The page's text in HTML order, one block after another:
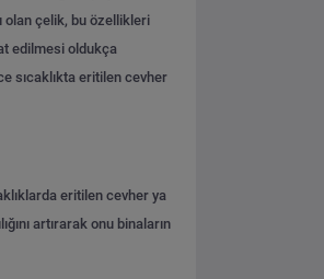
olan çelik, bu özellikleri
edilmesi oldukça
sıcaklıkta eritilen cevher
eritilen cevher ya
artırarak onu binaların